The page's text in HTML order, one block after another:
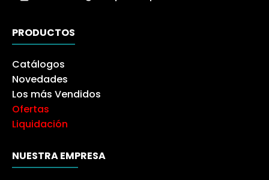
PRODUCTOS
Catálogos
Novedades
Los más Vendidos
Ofertas
Liquidación
NUESTRA EMPRESA